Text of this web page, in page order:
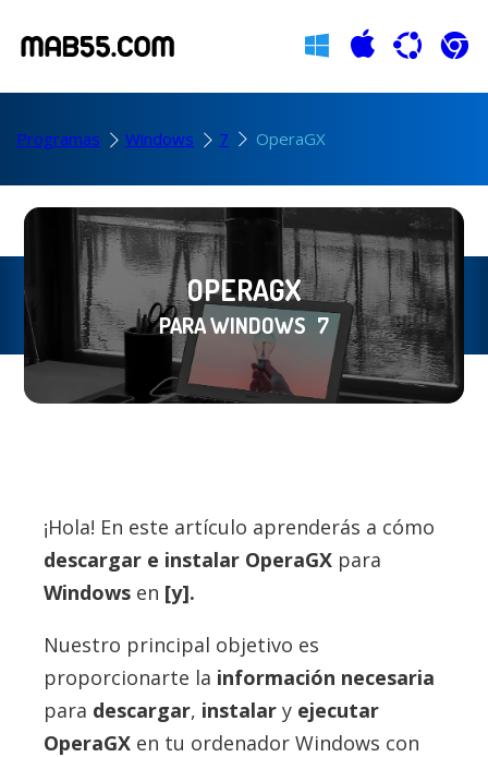
Programas Windows 7 OperaGX
OPERAGX
PARA WINDOWS 7
¡Hola! En este artículo aprenderás a cómo
descargar e instalar OperaGX para
Windows en [y].
Nuestro principal objetivo es
proporcionarte la información necesaria
para descargar, instalar y ejecutar
OperaGX en tu ordenador Windows con